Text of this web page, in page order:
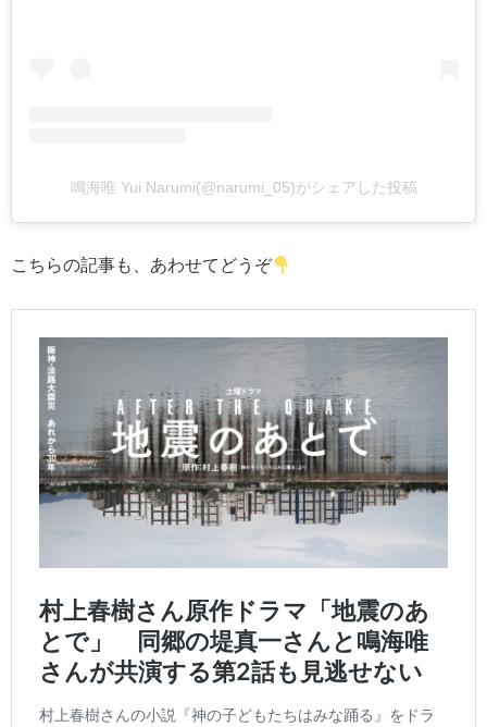
鳴海唯 Yui Narumi(@narumi_05)がシェアした投稿
こちらの記事も、あわせてどうぞ